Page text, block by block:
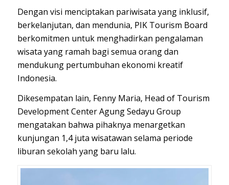
Dengan visi menciptakan pariwisata yang inklusif,
berkelanjutan, dan mendunia, PIK Tourism Board
berkomitmen untuk menghadirkan pengalaman
wisata yang ramah bagi semua orang dan
mendukung pertumbuhan ekonomi kreatif
Indonesia.
Dikesempatan lain, Fenny Maria, Head of Tourism
Development Center Agung Sedayu Group
mengatakan bahwa pihaknya menargetkan
kunjungan 1,4 juta wisatawan selama periode
liburan sekolah yang baru lalu.